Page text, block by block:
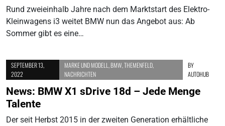
Rund zweieinhalb Jahre nach dem Marktstart des Elektro-
Kleinwagens i3 weitet BMW nun das Angebot aus: Ab
Sommer gibt es eine…
SEPTEMBER 13,
2022
MARKE UND MODELL BMW THEMENFELD,
NACHRICHTEN
BY
AUTOHUB
News: BMW X1 sDrive 18d – Jede Menge
Talente
Der seit Herbst 2015 in der zweiten Generation erhältliche